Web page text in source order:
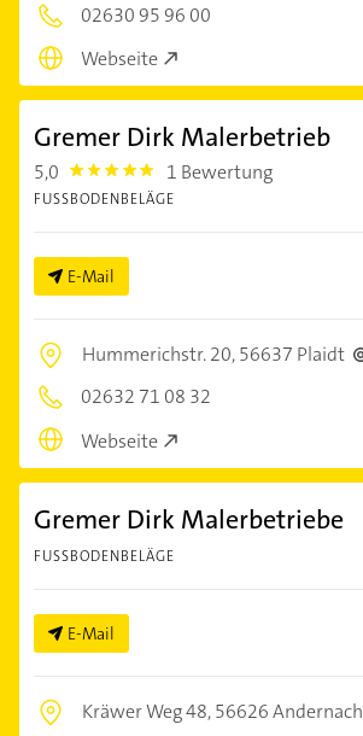
02630 95 96 00
Webseite
Gremer Dirk Malerbetrieb
5,0 5.0 1 Bewertung
FUSSBODENBELÄGE
E-Mail
Hummerichstr. 20,56637 Plaidt
02632 71 08 32
Webseite
Gremer Dirk Malerbetriebe
FUSSBODENBELÄGE
E-Mail
Kräwer Weg 48,56626 Andernach